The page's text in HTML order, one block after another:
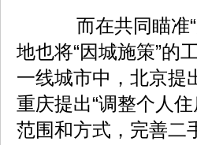
而在共同瞄准“
地也将“因城施策”的
一线城市中，北京提
重庆提出“调整个人
范围和方式，完善二